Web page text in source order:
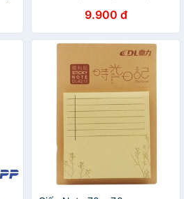
màu cỡ 3x3/3x4/3x5/A6
9.900 đ